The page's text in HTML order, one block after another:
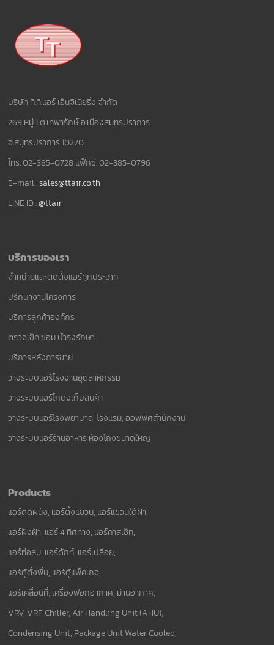
บริษัท ที.ที.แอร์ เอ็นจิเนียริ่ง จำกัด
269 หมู่ 1 ต.เทพารักษ์ อ.เมืองสมุทรปราการ
จ.สมุทรปราการ 10270
โทร. 02-385-0728 แฟ็กซ์. 02-385-0796
E-mail :sales@ttair.co.th
LINE ID :@ttair
บริการของเรา
จำหน่ายและติดตั้งแอร์ทุกประเภท
ปรึกษางานโครงการ
บริการลูกค้าองค์กร
ตรวจเช็ค ซ่อม บำรุงรักษา
บริการหลังการขาย
วางระบบแอร์โรงงานอุตสาหกรรม
วางระบบแอร์โกดังเก็บสินค้า
วางระบบแอร์โรงพยาบาล, โรงแรม, ออฟฟิศสำนักงาน
วางระบบแอร์ร้านอาหาร ห้องโถงขนาดใหญ่
Products
แอร์ติดผนัง, แอร์ตั้งแขวน, แอร์แขวนใต้ฝ้า,
แอร์ฝังฝ้า, แอร์ 4 ทิศทาง, แอร์คาสเซ็ท,
แอร์ท่อลม, แอร์ดักท์, แอร์เปลือย,
แอร์ตู้ตั้งพื้น, แอร์ตู้แพ็คเกจ,
แอร์เคลื่อนที่, เครื่องฟอกอากาศ, ม่านอากาศ,
VRV, VRF, Chiller, Air Handling Unit (AHU),
Condensing Unit, Package Unit Water Cooled,